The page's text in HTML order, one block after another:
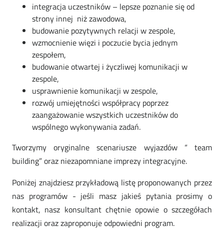
Szkolenia
Online
Szkolenia
Doradztwo
Doświadczenie
Kontakt
integracja uczestników – lepsze poznanie się od
strony innej niż zawodowa,
budowanie pozytywnych relacji w zespole,
wzmocnienie więzi i poczucie bycia jednym
zespołem,
budowanie otwartej i życzliwej komunikacji w
zespole,
usprawnienie komunikacji w zespole,
rozwój umiejętności współpracy poprzez
zaangażowanie wszystkich uczestników do
wspólnego wykonywania zadań.
Tworzymy oryginalne scenariusze wyjazdów “ team
building” oraz niezapomniane imprezy integracyjne.
Poniżej znajdziesz przykładową listę proponowanych przez
nas programów - jeśli masz jakieś pytania prosimy o
kontakt, nasz konsultant chętnie opowie o szczegółach
realizacji oraz zaproponuje odpowiedni program.